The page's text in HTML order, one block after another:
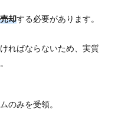
売却する必要があります。
ればならないため、実質
のみを受領。